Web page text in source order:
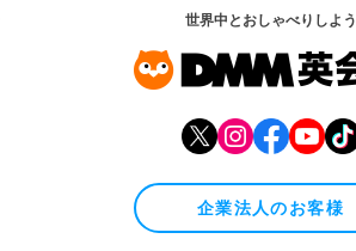
世界中とおしゃべりしよう
企業法人のお客様